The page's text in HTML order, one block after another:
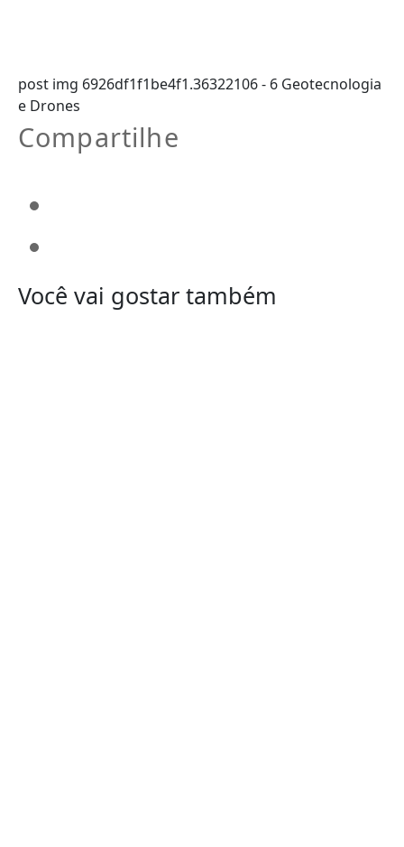
post img 6926df1f1be4f1.36322106 - 6 Geotecnologia
e Drones
Compartilhe
Você vai gostar também